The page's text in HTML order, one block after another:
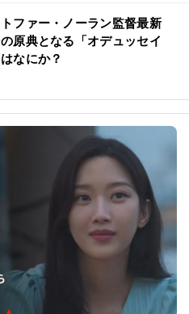
ファー・ノーラン監督最新
原典となる「オデュッセイ
なにか？